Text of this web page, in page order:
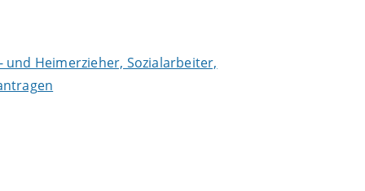
Heimerzieher, Sozialarbeiter,